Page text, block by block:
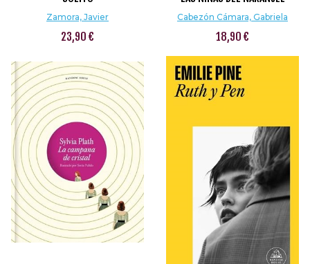
Zamora, Javier
23,90 €
Cabezón Cámara, Gabriela
18,90 €